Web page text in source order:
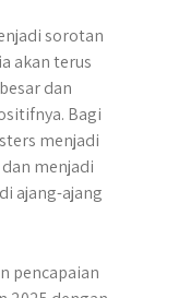
sorotan
akan terus
dan
Bagi
menjadi
menjadi
ajang-ajang
pencapaian